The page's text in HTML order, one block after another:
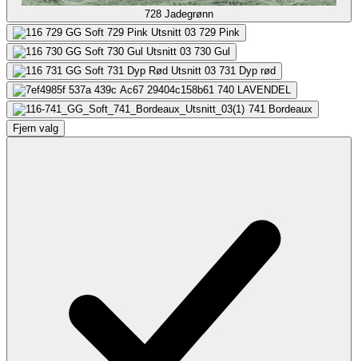
728 Jadegrønn
729 Pink
730 Gul
731 Dyp rød
740 LAVENDEL
741 Bordeaux
Fjern valg